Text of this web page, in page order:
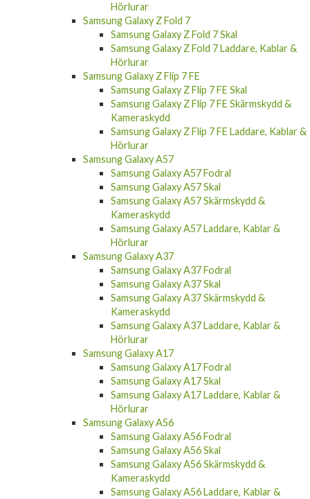
Hörlurar
Samsung Galaxy Z Fold 7
Samsung Galaxy Z Fold 7 Skal
Samsung Galaxy Z Fold 7 Laddare, Kablar &
Hörlurar
Samsung Galaxy Z Flip 7 FE
Samsung Galaxy Z Flip 7 FE Skal
Samsung Galaxy Z Flip 7 FE Skärmskydd &
Kameraskydd
Samsung Galaxy Z Flip 7 FE Laddare, Kablar &
Hörlurar
Samsung Galaxy A57
Samsung Galaxy A57 Fodral
Samsung Galaxy A57 Skal
Samsung Galaxy A57 Skärmskydd &
Kameraskydd
Samsung Galaxy A57 Laddare, Kablar &
Hörlurar
Samsung Galaxy A37
Samsung Galaxy A37 Fodral
Samsung Galaxy A37 Skal
Samsung Galaxy A37 Skärmskydd &
Kameraskydd
Samsung Galaxy A37 Laddare, Kablar &
Hörlurar
Samsung Galaxy A17
Samsung Galaxy A17 Fodral
Samsung Galaxy A17 Skal
Samsung Galaxy A17 Laddare, Kablar &
Hörlurar
Samsung Galaxy A56
Samsung Galaxy A56 Fodral
Samsung Galaxy A56 Skal
Samsung Galaxy A56 Skärmskydd &
Kameraskydd
Samsung Galaxy A56 Laddare, Kablar &